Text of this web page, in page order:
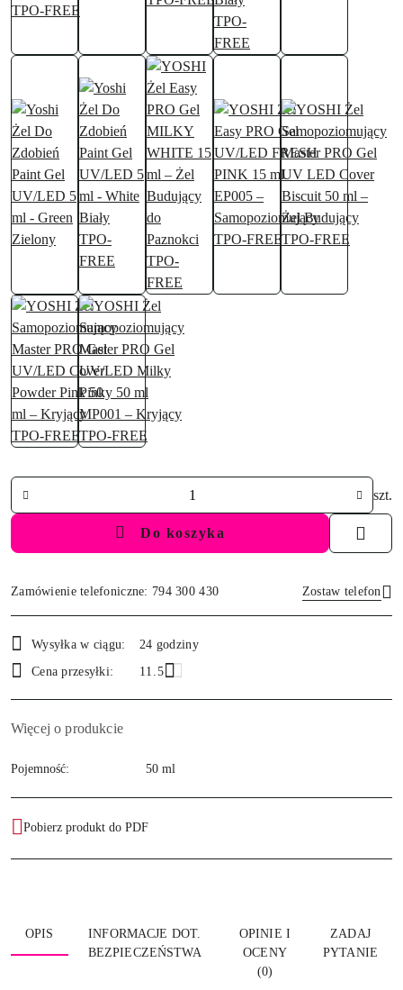
szt.
Do koszyka
Zamówienie telefoniczne: 794 300 430 Zostaw telefon
i
dostawa
Wysyłka w ciągu:
24 godziny
Cena przesyłki:
11.5
Więcej o produkcie
Pojemność: 50 ml
Pobierz produkt do PDF
OPIS
INFORMACJE DOT.
BEZPIECZEŃSTWA
OPINIE I
OCENY
(0)
ZADAJ
PYTANIE